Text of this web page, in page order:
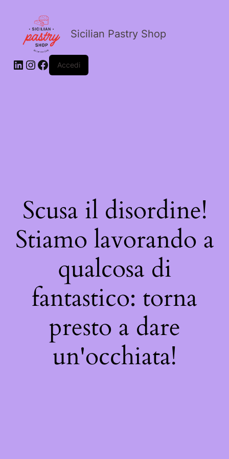
Sicilian Pastry Shop
Accedi
Scusa il disordine!
Stiamo lavorando a
qualcosa di
fantastico: torna
presto a dare
un'occhiata!